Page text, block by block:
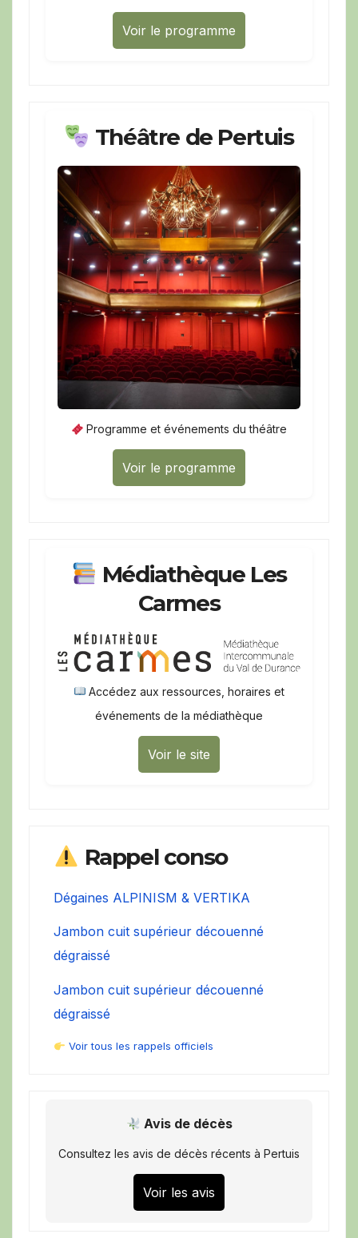
Voir le programme
Théâtre de Pertuis
Programme et événements du théâtre
Voir le programme
Médiathèque Les
Carmes
Accédez aux ressources, horaires et
événements de la médiathèque
Voir le site
Rappel conso
Dégaines ALPINISM & VERTIKA
Jambon cuit supérieur découenné
dégraissé
Jambon cuit supérieur découenné
dégraissé
Voir tous les rappels officiels
Avis de décès
Consultez les avis de décès récents à Pertuis
Voir les avis